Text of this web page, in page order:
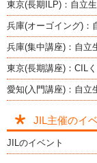
東京(長期ILP)：自立
兵庫(オーゴイング)：
兵庫(集中講座)：自立
東京(長期講座)：CIL
愛知(入門講座)：自立
JIL主催のイ
JILのイベント